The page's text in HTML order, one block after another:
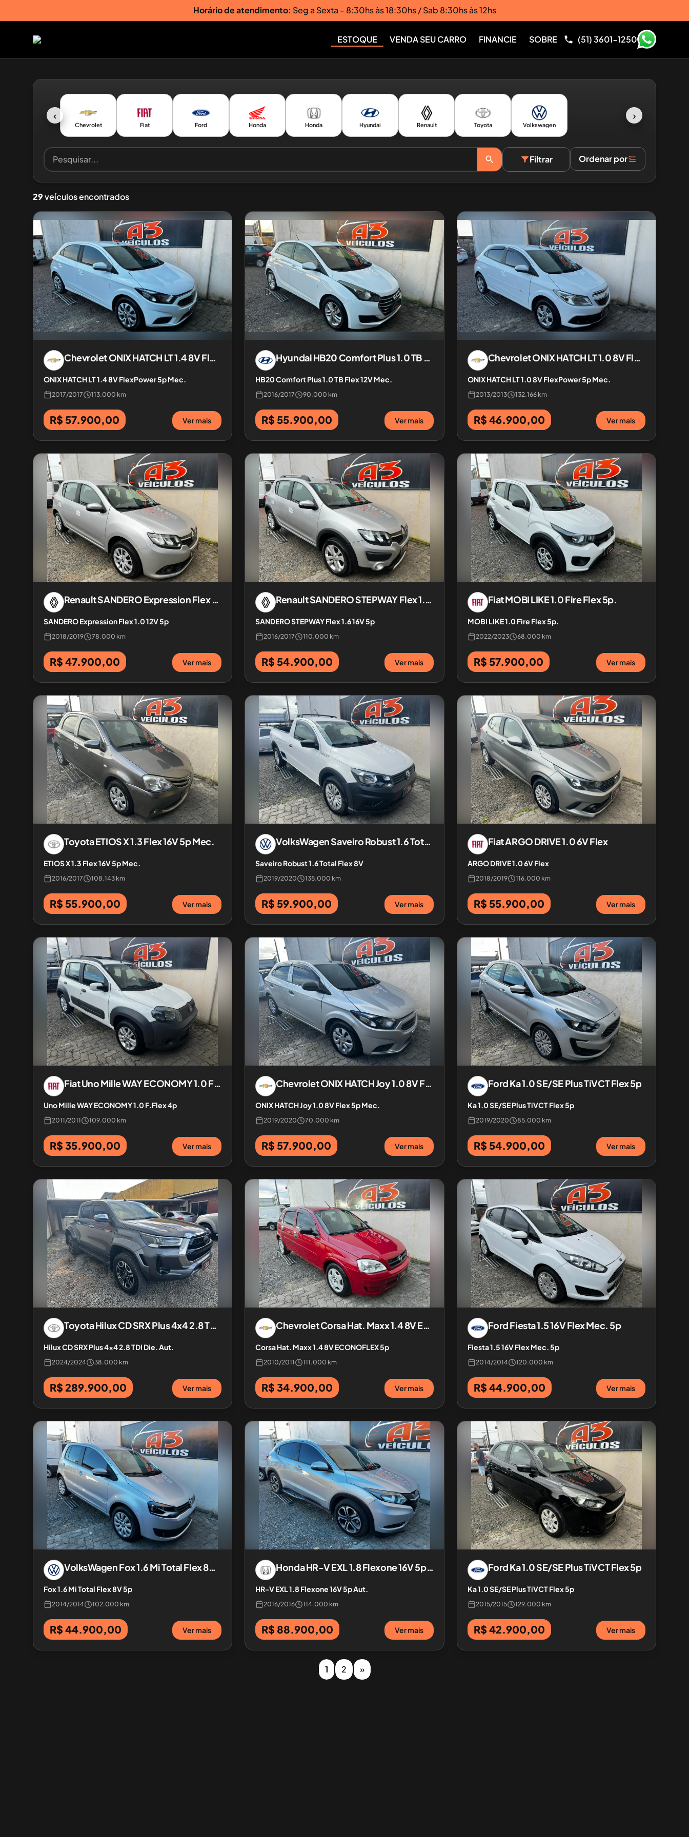
Horário de atendimento: Seg a Sexta - 8:30hs às 18:30hs / Sab 8:30hs às 12hs
ESTOQUE VENDA SEU CARRO FINANCIE SOBRE (51) 3601-1250
‹ ›
Chevrolet Fiat Ford Honda Honda Hyundai Renault Toyota Volkswagen
Filtrar Ordenar por
29veículos encontrados
ChevroletONIX HATCH LT 1.4 8V FlexPower 5p Mec.
ONIX HATCH LT 1.4 8V FlexPower 5p Mec.
2017/2017 113.000 km
R$ 57.900,00 Ver mais
HyundaiHB20 Comfort Plus 1.0 TB Flex 12V Mec.
HB20 Comfort Plus 1.0 TB Flex 12V Mec.
2016/2017 90.000 km
R$ 55.900,00 Ver mais
ChevroletONIX HATCH LT 1.0 8V FlexPower 5p Mec.
ONIX HATCH LT 1.0 8V FlexPower 5p Mec.
2013/2013 132.166 km
R$ 46.900,00 Ver mais
RenaultSANDERO Expression Flex 1.0 12V 5p
SANDERO Expression Flex 1.0 12V 5p
2018/2019 78.000 km
R$ 47.900,00 Ver mais
RenaultSANDERO STEPWAY Flex 1.6 16V 5p
SANDERO STEPWAY Flex 1.6 16V 5p
2016/2017 110.000 km
R$ 54.900,00 Ver mais
FiatMOBI LIKE 1.0 Fire Flex 5p.
MOBI LIKE 1.0 Fire Flex 5p.
2022/2023 68.000 km
R$ 57.900,00 Ver mais
ToyotaETIOS X 1.3 Flex 16V 5p Mec.
ETIOS X 1.3 Flex 16V 5p Mec.
2016/2017 108.143 km
R$ 55.900,00 Ver mais
VolksWagenSaveiro Robust 1.6 Total Flex 8V
Saveiro Robust 1.6 Total Flex 8V
2019/2020 135.000 km
R$ 59.900,00 Ver mais
FiatARGO DRIVE 1.0 6V Flex
ARGO DRIVE 1.0 6V Flex
2018/2019 116.000 km
R$ 55.900,00 Ver mais
FiatUno Mille WAY ECONOMY 1.0 F.Flex 4p
Uno Mille WAY ECONOMY 1.0 F.Flex 4p
2011/2011 109.000 km
R$ 35.900,00 Ver mais
ChevroletONIX HATCH Joy 1.0 8V Flex 5p Mec.
ONIX HATCH Joy 1.0 8V Flex 5p Mec.
2019/2020 70.000 km
R$ 57.900,00 Ver mais
FordKa 1.0 SE/SE Plus TiVCT Flex 5p
Ka 1.0 SE/SE Plus TiVCT Flex 5p
2019/2020 85.000 km
R$ 54.900,00 Ver mais
ToyotaHilux CD SRX Plus 4x4 2.8 TDI Die. Aut.
Hilux CD SRX Plus 4x4 2.8 TDI Die. Aut.
2024/2024 38.000 km
R$ 289.900,00 Ver mais
ChevroletCorsa Hat. Maxx 1.4 8V ECONOFLEX 5p
Corsa Hat. Maxx 1.4 8V ECONOFLEX 5p
2010/2011 111.000 km
R$ 34.900,00 Ver mais
FordFiesta 1.5 16V Flex Mec. 5p
Fiesta 1.5 16V Flex Mec. 5p
2014/2014 120.000 km
R$ 44.900,00 Ver mais
VolksWagenFox 1.6 Mi Total Flex 8V 5p
Fox 1.6 Mi Total Flex 8V 5p
2014/2014 102.000 km
R$ 44.900,00 Ver mais
HondaHR-V EXL 1.8 Flexone 16V 5p Aut.
HR-V EXL 1.8 Flexone 16V 5p Aut.
2016/2016 114.000 km
R$ 88.900,00 Ver mais
FordKa 1.0 SE/SE Plus TiVCT Flex 5p
Ka 1.0 SE/SE Plus TiVCT Flex 5p
2015/2015 129.000 km
R$ 42.900,00 Ver mais
1 2 »